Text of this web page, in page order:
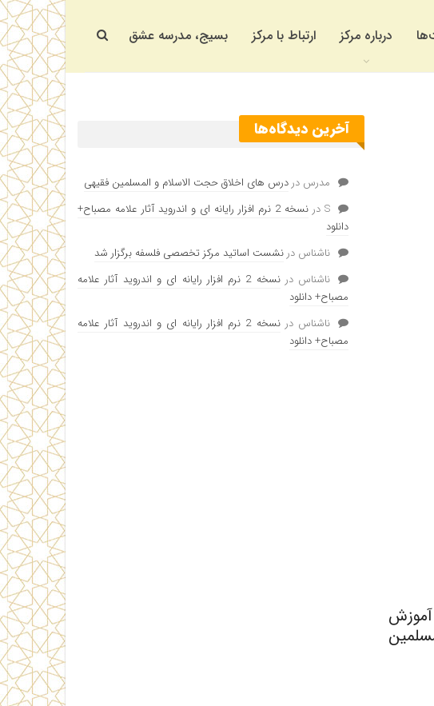
درباره مرکز ارتباط با مرکز بسیج، مدرسه عشق
آخرین دیدگاه‌ها
مدرس در درس های اخلاق حجت الاسلام و المسلمین فقیهی
Sدر
نسخه 2 نرم افزار رایانه ای و اندروید آثار علامه مصباح+
دانلود
ناشناس در نشست اساتید مرکز تخصصی فلسفه برگزار شد
ناشناس در
نسخه 2 نرم افزار رایانه ای و اندروید آثار علامه
مصباح+ دانلود
ناشناس در
نسخه 2 نرم افزار رایانه ای و اندروید آثار علامه
مصباح+ دانلود